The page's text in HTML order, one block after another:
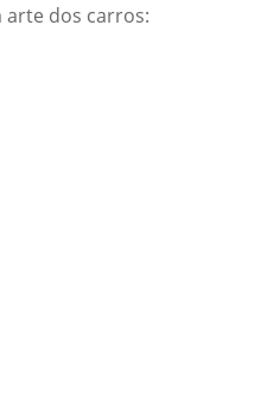
arte dos carros: